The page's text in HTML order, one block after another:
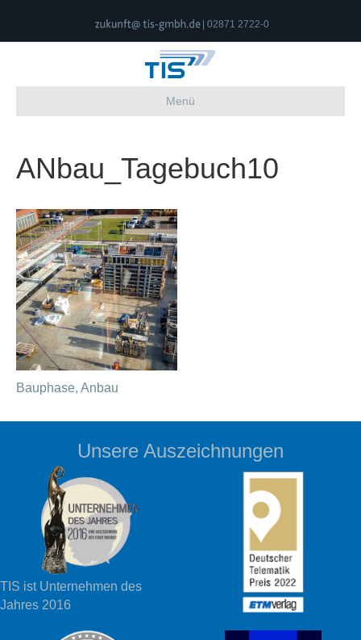
| 02871 2722-0
Menü
ANbau_Tagebuch10
Bauphase, Anbau
Unsere Auszeichnungen
TIS ist Unternehmen des
Jahres 2016